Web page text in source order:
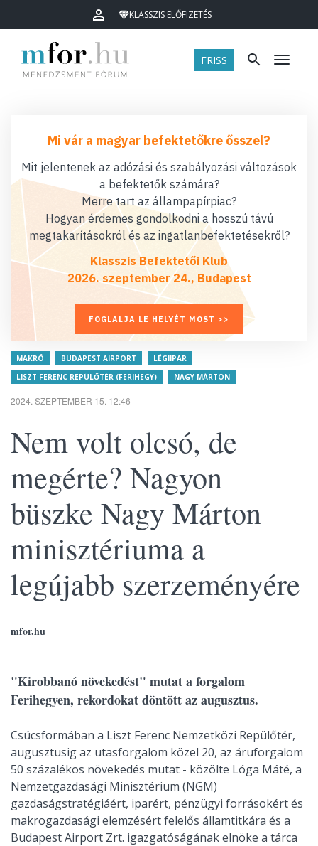
KLASSZIS ELŐFIZETÉS
FRISS Menü
Mi vár a magyar befektetőkre ősszel?
Mit jelentenek az adózási és szabályozási változások
a befektetők számára?
Merre tart az állampapírpiac?
Hogyan érdemes gondolkodni a hosszú távú
megtakarításokról és az ingatlanbefektetésekről?
Klasszis Befektetői Klub
2026. szeptember 24., Budapest
FOGLALJA LE HELYÉT MOST >>
MAKRÓ BUDAPEST AIRPORT
LÉGIIPAR
LISZT FERENC REPÜLŐTÉR (FERIHEGY)
NAGY MÁRTON
2024. SZEPTEMBER 15. 12:46
Nem volt olcsó, de
megérte? Nagyon
büszke Nagy Márton
minisztériuma a
legújabb szerzeményére
mfor.hu
"Kirobbanó növekedést" mutat a forgalom
Ferihegyen, rekordokat döntött az augusztus.
Csúcsformában a Liszt Ferenc Nemzetközi Repülőtér,
augusztusig az utasforgalom közel 20, az áruforgalom
50 százalékos növekedés mutat - közölte Lóga Máté, a
Nemzetgazdasági Minisztérium (NGM)
gazdaságstratégiáért, iparért, pénzügyi forrásokért és
makrogazdasági elemzésért felelős államtitkára és a
Budapest Airport Zrt. igazgatóságának elnöke a tárca